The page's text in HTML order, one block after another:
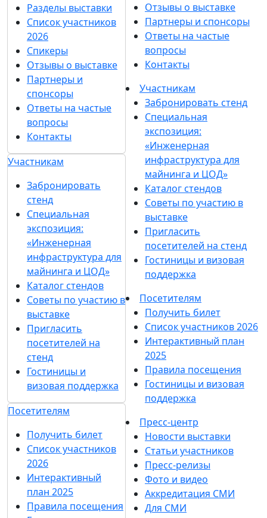
Разделы выставки
Список участников
2026
Спикеры
Отзывы о выставке
Партнеры и
спонсоры
Ответы на частые
вопросы
Контакты
Участникам
Забронировать
стенд
Специальная
экспозиция:
«Инженерная
инфраструктура для
майнинга и ЦОД»
Каталог стендов
Советы по участию в
выставке
Пригласить
посетителей на
стенд
Гостиницы и
визовая поддержка
Посетителям
Получить билет
Список участников
2026
Интерактивный
план 2025
Правила посещения
Отзывы о выставке
Партнеры и спонсоры
Ответы на частые
вопросы
Контакты
Участникам
Забронировать стенд
Специальная
экспозиция:
«Инженерная
инфраструктура для
майнинга и ЦОД»
Каталог стендов
Советы по участию в
выставке
Пригласить
посетителей на стенд
Гостиницы и визовая
поддержка
Посетителям
Получить билет
Список участников 2026
Интерактивный план
2025
Правила посещения
Гостиницы и визовая
поддержка
Пресс-центр
Новости выставки
Статьи участников
Пресс-релизы
Фото и видео
Аккредитация СМИ
Для СМИ